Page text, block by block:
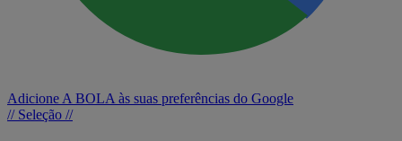
Adicione A BOLA às suas preferências do Google
// Seleção //